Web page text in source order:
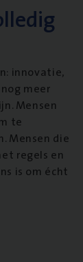
innovatie,
meer
Mensen
te
Mensen die
regels en
is om écht